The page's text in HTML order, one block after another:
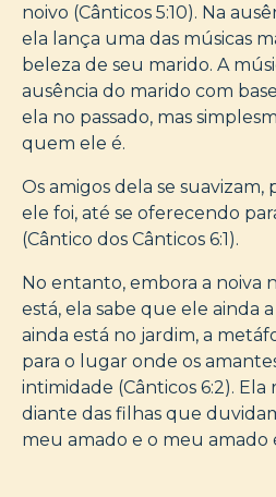
noivo (Cânticos 5:10). Na
ela lança uma das músicas
beleza de seu marido. A
ausência do marido com
ela no passado, mas
quem ele é.
Os amigos dela se
ele foi, até se oferecendo
(Cântico dos Cânticos 6:1).
No entanto, embora a noiva
está, ela sabe que ele ainda
ainda está no jardim, a
para o lugar onde os
intimidade (Cânticos 6:2). Ela
diante das filhas que
meu amado e o meu amado